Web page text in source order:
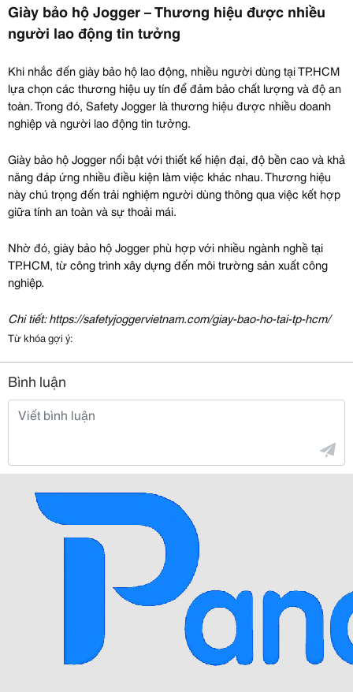
Giày bảo hộ Jogger – Thương hiệu được nhiều
người lao động tin tưởng
Khi nhắc đến giày bảo hộ lao động, nhiều người dùng tại TP.HCM
lựa chọn các thương hiệu uy tín để đảm bảo chất lượng và độ an
toàn. Trong đó, Safety Jogger là thương hiệu được nhiều doanh
nghiệp và người lao động tin tưởng.
Giày bảo hộ Jogger nổi bật với thiết kế hiện đại, độ bền cao và khả
năng đáp ứng nhiều điều kiện làm việc khác nhau. Thương hiệu
này chú trọng đến trải nghiệm người dùng thông qua việc kết hợp
giữa tính an toàn và sự thoải mái.
Nhờ đó, giày bảo hộ Jogger phù hợp với nhiều ngành nghề tại
TP.HCM, từ công trình xây dựng đến môi trường sản xuất công
nghiệp.
Chi tiết: https://safetyjoggervietnam.com/giay-bao-ho-tai-tp-hcm/
Từ khóa gợi ý:
Bình luận